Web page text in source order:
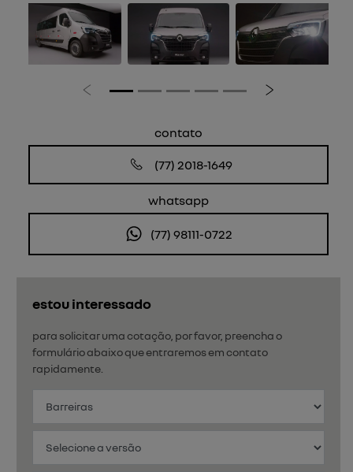
estou interessado
para solicitar uma cotação, por favor, preencha o
formulário abaixo que entraremos em contato
rapidamente.
Anterior Próximo
contato
(77) 2018-1649
whatsapp
(77) 98111-0722